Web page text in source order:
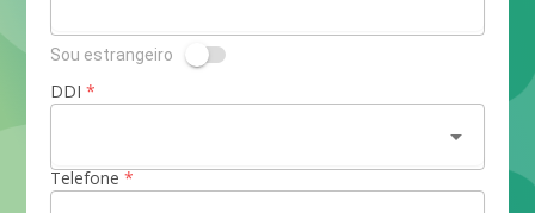
Sou estrangeiro
DDI *
arrow_drop_down
Telefone *